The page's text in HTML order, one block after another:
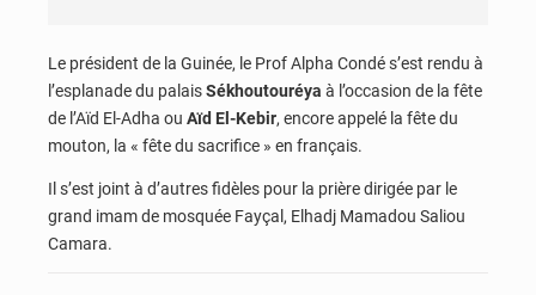
Le président de la Guinée, le Prof Alpha Condé s’est rendu à
l’esplanade du palaisSékhoutouréya à l’occasion de la fête
de l’Aïd El-Adha ou Aïd El-Kebir, encore appelé la fête du
mouton, la « fête du sacrifice » en français.
Il s’est joint à d’autres fidèles pour la prière dirigée par le
grand imam de mosquée Fayçal, Elhadj Mamadou Saliou
Camara.